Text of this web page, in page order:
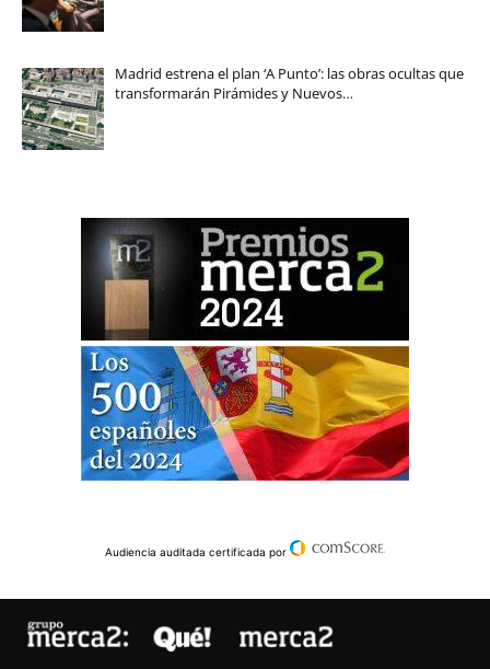
Madrid estrena el plan ‘A Punto’: las obras ocultas que
transformarán Pirámides y Nuevos…
Audiencia auditada certificada por